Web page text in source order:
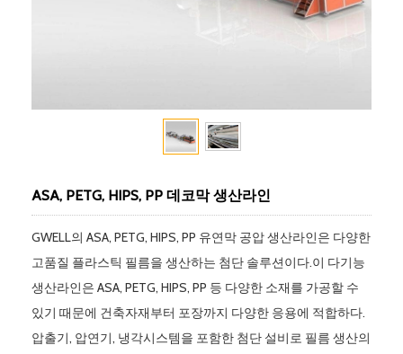
ASA, PETG, HIPS, PP 데코막 생산라인
GWELL의 ASA, PETG, HIPS, PP 유연막 공압 생산라인은 다양한
고품질 플라스틱 필름을 생산하는 첨단 솔루션이다.이 다기능
생산라인은 ASA, PETG, HIPS, PP 등 다양한 소재를 가공할 수
있기 때문에 건축자재부터 포장까지 다양한 응용에 적합하다.
압출기, 압연기, 냉각시스템을 포함한 첨단 설비로 필름 생산의